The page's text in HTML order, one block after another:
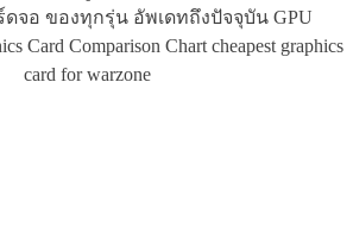
จอ ของทุกรุ่น อัพเดทถึงปัจจุบัน GPU
Card Comparison Chart cheapest graphics
card for warzone